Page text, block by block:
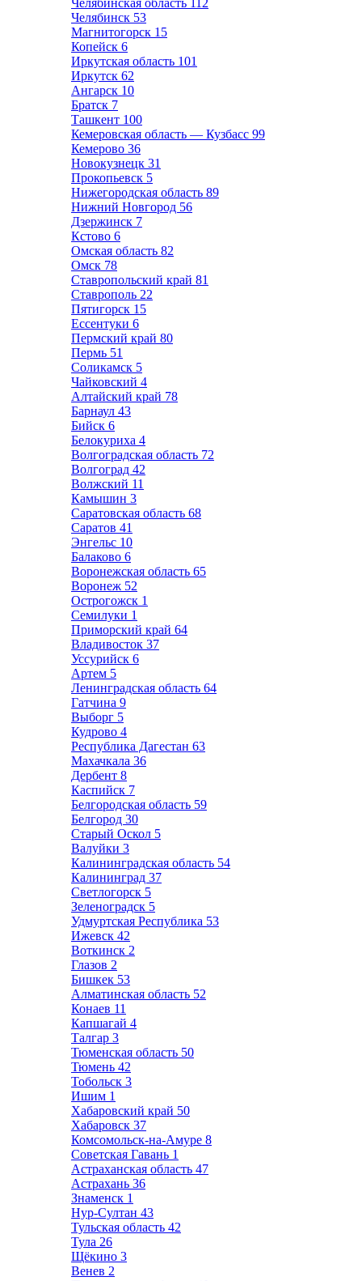
Челябинская область 112
Челябинск 53
Магнитогорск 15
Копейск 6
Иркутская область 101
Иркутск 62
Ангарск 10
Братск 7
Ташкент 100
Кемеровская область — Кузбасс 99
Кемерово 36
Новокузнецк 31
Прокопьевск 5
Нижегородская область 89
Нижний Новгород 56
Дзержинск 7
Кстово 6
Омская область 82
Омск 78
Ставропольский край 81
Ставрополь 22
Пятигорск 15
Ессентуки 6
Пермский край 80
Пермь 51
Соликамск 5
Чайковский 4
Алтайский край 78
Барнаул 43
Бийск 6
Белокуриха 4
Волгоградская область 72
Волгоград 42
Волжский 11
Камышин 3
Саратовская область 68
Саратов 41
Энгельс 10
Балаково 6
Воронежская область 65
Воронеж 52
Острогожск 1
Семилуки 1
Приморский край 64
Владивосток 37
Уссурийск 6
Артем 5
Ленинградская область 64
Гатчина 9
Выборг 5
Кудрово 4
Республика Дагестан 63
Махачкала 36
Дербент 8
Каспийск 7
Белгородская область 59
Белгород 30
Старый Оскол 5
Валуйки 3
Калининградская область 54
Калининград 37
Светлогорск 5
Зеленоградск 5
Удмуртская Республика 53
Ижевск 42
Воткинск 2
Глазов 2
Бишкек 53
Алматинская область 52
Конаев 11
Капшагай 4
Талгар 3
Тюменская область 50
Тюмень 42
Тобольск 3
Ишим 1
Хабаровский край 50
Хабаровск 37
Комсомольск-на-Амуре 8
Советская Гавань 1
Астраханская область 47
Астрахань 36
Знаменск 1
Нур-Султан 43
Тульская область 42
Тула 26
Щёкино 3
Венев 2